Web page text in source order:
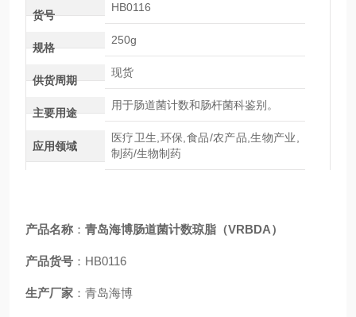
货号
HB0116
规格
250g
供货周期
现货
主要用途
用于肠道菌计数和肠杆菌科鉴别。
应用领域
医疗卫生,环保,食品/农产品,生物产业,
制药/生物制药
产品名称 ： 青岛海博肠道菌计数琼脂（VRBDA）
产品货号 ：HB0116
生产厂家 ：青岛海博